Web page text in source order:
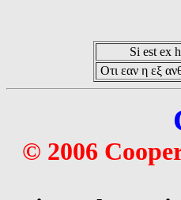
Si est ex
Οτι εαν η εξ
© 2006